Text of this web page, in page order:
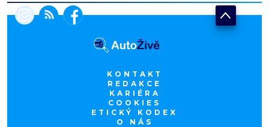
KONTAKT
REDAKCE
KARIÉRA
COOKIES
ETICKÝ KODEX
O NÁS